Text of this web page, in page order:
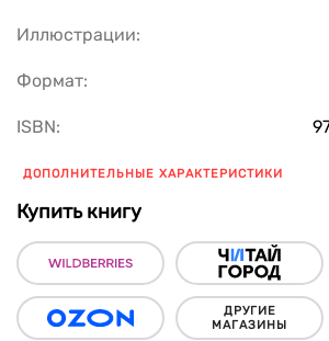
Иллюстрации:
Формат:
ISBN:
ДОПОЛНИТЕЛЬНЫЕ ХАРАКТЕРИСТИКИ
Купить книгу
ДРУГИЕ
МАГАЗИНЫ